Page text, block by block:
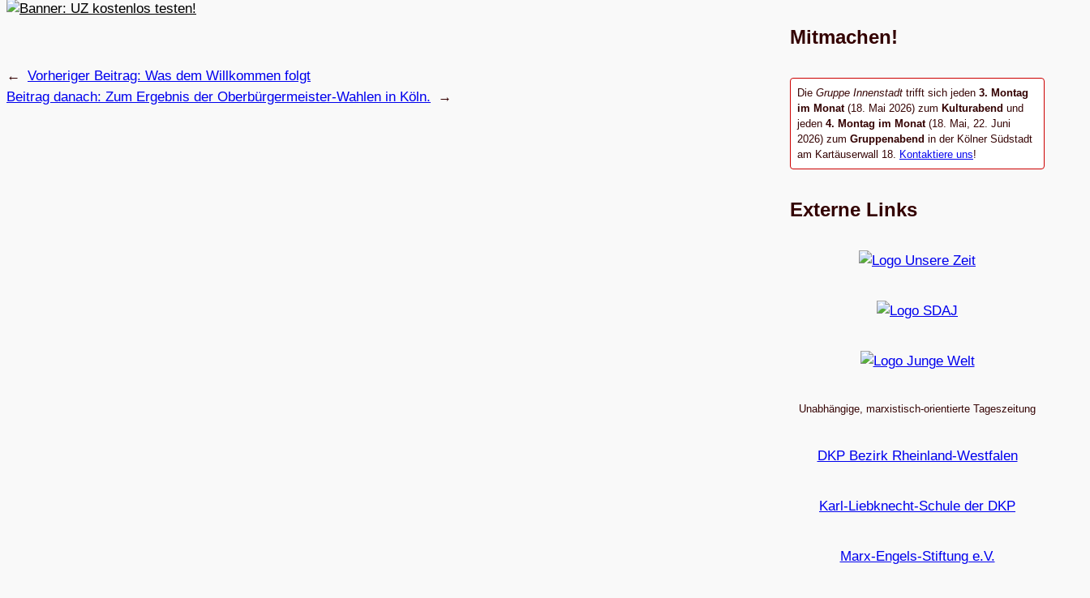
← Vorheriger Beitrag: Was dem Will­kom­men folgt
Beitrag danach: Zum Ergeb­nis der Ober­bür­ger­meis­ter-Wah­len in Köln. →
Mitmachen!
Die Gruppe Innenstadt trifft sich jeden 3. Montag
im Monat (18. Mai 2026) zum Kulturabend und
jeden 4. Montag im Monat(18. Mai, 22. Juni
2026) zum Gruppenabend in der Kölner Südstadt
am Kartäuserwall 18. Kontaktiere uns!
Externe Links
Unabhängige, marxistisch-orientierte Tageszeitung
DKP Bezirk Rheinland-Westfalen
Karl-Liebknecht-Schule der DKP
Marx-Engels-Stiftung e.V.